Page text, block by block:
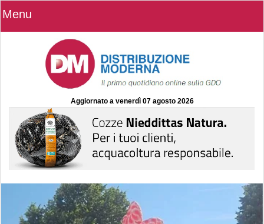
Menu
Aggiornato a venerdì 07 agosto 2026